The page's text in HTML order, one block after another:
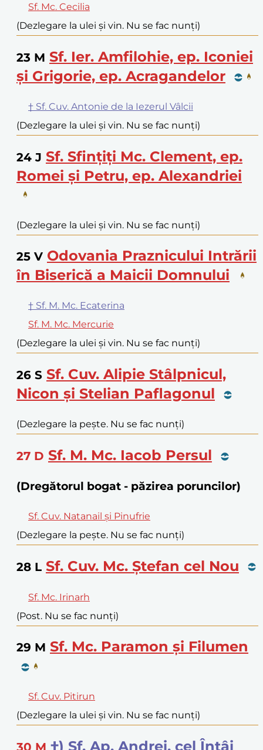
Sf. Mc. Cecilia
(Dezlegare la ulei și vin. Nu se fac nunți)
23 M Sf. Ier. Amfilohie, ep. Iconiei
și Grigorie, ep. Acragandelor
† Sf. Cuv. Antonie de la Iezerul Vâlcii
(Dezlegare la ulei și vin. Nu se fac nunți)
24 J Sf. Sfințiți Mc. Clement, ep.
Romei și Petru, ep. Alexandriei
(Dezlegare la ulei și vin. Nu se fac nunți)
25 V Odovania Praznicului Intrării
în Biserică a Maicii Domnului
† Sf. M. Mc. Ecaterina
Sf. M. Mc. Mercurie
(Dezlegare la ulei și vin. Nu se fac nunți)
26 S Sf. Cuv. Alipie Stâlpnicul,
Nicon și Stelian Paflagonul
(Dezlegare la pește. Nu se fac nunți)
27 D Sf. M. Mc. Iacob Persul
(Dregătorul bogat - păzirea poruncilor)
Sf. Cuv. Natanail și Pinufrie
(Dezlegare la pește. Nu se fac nunți)
28 L Sf. Cuv. Mc. Ștefan cel Nou
Sf. Mc. Irinarh
(Post. Nu se fac nunți)
29 M Sf. Mc. Paramon și Filumen
Sf. Cuv. Pitirun
(Dezlegare la ulei și vin. Nu se fac nunți)
†) Sf. Ap. Andrei, cel Întâi